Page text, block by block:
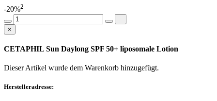
-20%2
×
CETAPHIL Sun Daylong SPF 50+ liposomale Lotion
Dieser Artikel wurde dem Warenkorb hinzugefügt.
Herstelleradresse: